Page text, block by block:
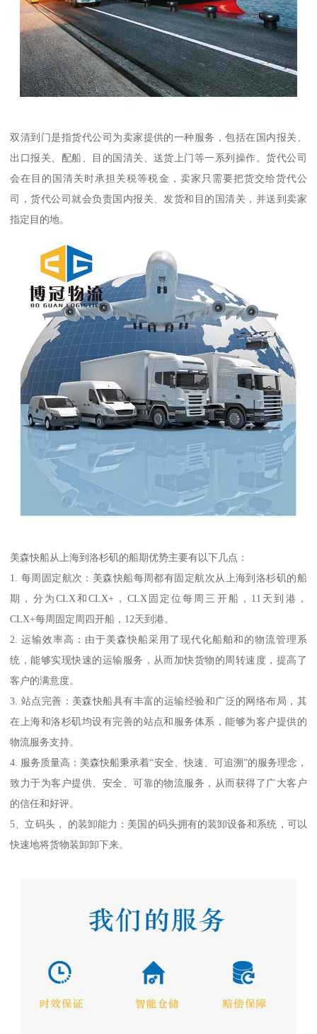
双清到门是指货代公司为卖家提供的一种服务，包括在国内报关、
出口报关、配船、目的国清关、送货上门等一系列操作。货代公司
会在目的国清关时承担关税等税金，卖家只需要把货交给货代公
司，货代公司就会负责国内报关、发货和目的国清关，并送到卖家
指定目的地。
美森快船从上海到洛杉矶的船期优势主要有以下几点：
1. 每周固定航次：美森快船每周都有固定航次从上海到洛杉矶的船
期，分为CLX和CLX+，CLX固定位每周三开船，11天到港，
CLX+每周固定周四开船，12天到港。
2. 运输效率高：由于美森快船采用了现代化船舶和的物流管理系
统，能够实现快速的运输服务，从而加快货物的周转速度，提高了
客户的满意度。
3. 站点完善：美森快船具有丰富的运输经验和广泛的网络布局，其
在上海和洛杉矶均设有完善的站点和服务体系，能够为客户提供的
物流服务支持。
4. 服务质量高：美森快船秉承着“安全、快速、可追溯”的服务理念，
致力于为客户提供、安全、可靠的物流服务，从而获得了广大客户
的信任和好评。
5、立码头， 的装卸能力：美国的码头拥有的装卸设备和系统，可以
快速地将货物装卸卸下来。